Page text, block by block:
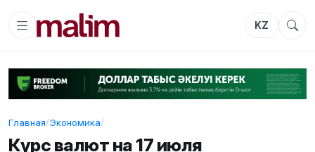
KZ
Главная/Экономика/
Курс валют на 17 июля